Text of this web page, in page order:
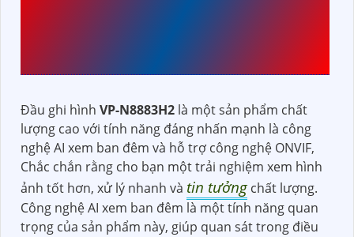
Đầu ghi hình VP-N8883H2 là một sản phẩm chất
lượng cao với tính năng đáng nhấn mạnh là công
nghệ AI xem ban đêm và hỗ trợ công nghệ ONVIF,
Chắc chắn rằng cho bạn một trải nghiệm xem hình
ảnh tốt hơn, xử lý nhanh và tin tưởng chất lượng.
Công nghệ AI xem ban đêm là một tính năng quan
trọng của sản phẩm này, giúp quan sát trong điều